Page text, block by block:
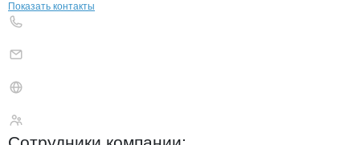
Показать контакты